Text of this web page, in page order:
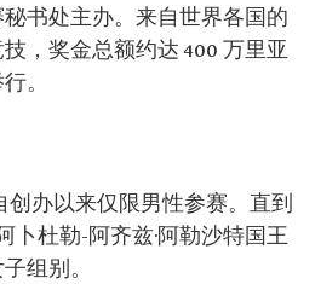
书处主办。来自世界各国的
，奖金总额约达 400 万里亚
。
创办以来仅限男性参赛。直到
卜杜勒-阿齐兹·阿勒沙特国王
组别。